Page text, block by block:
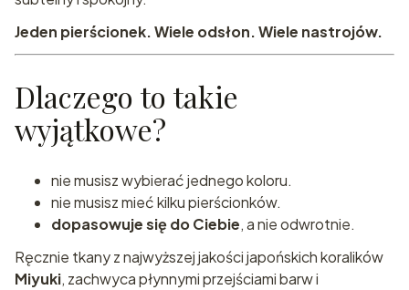
Jeden pierścionek. Wiele odsłon. Wiele nastrojów.
Dlaczego to takie
wyjątkowe?
nie musisz wybierać jednego koloru.
nie musisz mieć kilku pierścionków.
dopasowuje się do Ciebie, a nie odwrotnie.
Ręcznie tkany z najwyższej jakości japońskich koralików
Miyuki, zachwyca płynnymi przejściami barw i